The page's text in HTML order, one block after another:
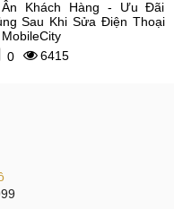
Khách Hàng - Ưu Đãi
Sau Khi Sửa Điện Thoại
0
6415